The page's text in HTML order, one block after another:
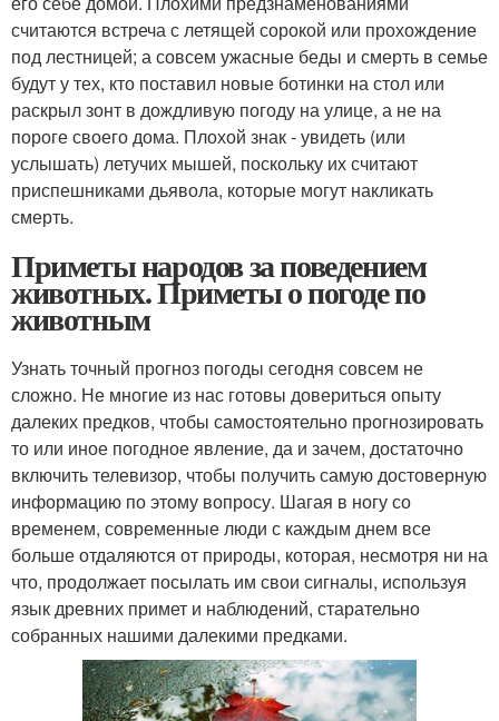
считаются встреча с летящей сорокой или прохождение
под лестницей; а совсем ужасные беды и смерть в семье
будут у тех, кто поставил новые ботинки на стол или
раскрыл зонт в дождливую погоду на улице, а не на
пороге своего дома. Плохой знак - увидеть (или
услышать) летучих мышей, поскольку их считают
приспешниками дьявола, которые могут накликать
смерть.
Приметы народов за поведением
животных. Приметы о погоде по
животным
Узнать точный прогноз погоды сегодня совсем не
сложно. Не многие из нас готовы довериться опыту
далеких предков, чтобы самостоятельно прогнозировать
то или иное погодное явление, да и зачем, достаточно
включить телевизор, чтобы получить самую достоверную
информацию по этому вопросу. Шагая в ногу со
временем, современные люди с каждым днем все
больше отдаляются от природы, которая, несмотря ни на
что, продолжает посылать им свои сигналы, используя
язык древних примет и наблюдений, старательно
собранных нашими далекими предками.